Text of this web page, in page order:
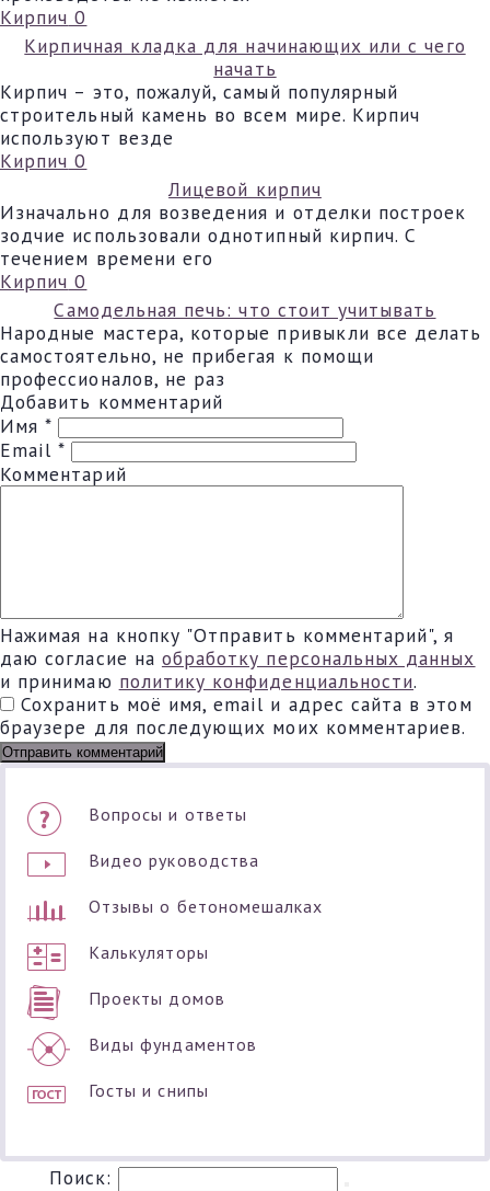
Кирпич 0
Кирпичная кладка для начинающих или с чего
начать
Кирпич – это, пожалуй, самый популярный
строительный камень во всем мире. Кирпич
используют везде
Кирпич 0
Лицевой кирпич
Изначально для возведения и отделки построек
зодчие использовали однотипный кирпич. С
течением времени его
Кирпич 0
Самодельная печь: что стоит учитывать
Народные мастера, которые привыкли все делать
самостоятельно, не прибегая к помощи
профессионалов, не раз
Добавить комментарий
Имя*
Email*
Комментарий
Нажимая на кнопку "Отправить комментарий", я
даю согласие на обработку персональных данных
и принимаю политику конфиденциальности.
Сохранить моё имя, email и адрес сайта в этом
браузере для последующих моих комментариев.
Вопросы и ответы
Видео руководства
Отзывы о бетономешалках
Калькуляторы
Проекты домов
Виды фундаментов
Госты и снипы
Поиск: